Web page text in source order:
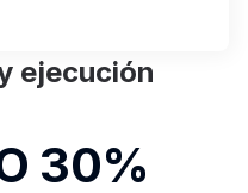
ejecución
30%